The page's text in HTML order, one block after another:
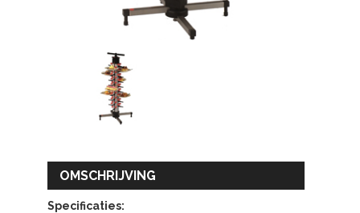
OMSCHRIJVING
Specificaties: